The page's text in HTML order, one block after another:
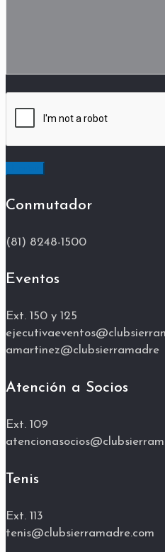
Conmutador
(81) 8248-1500
Eventos
Ext. 150 y 125
amartinez@clubsierramadre
Atención a Socios
Ext. 109
Tenis
Ext. 113
tenis@clubsierramadre.com